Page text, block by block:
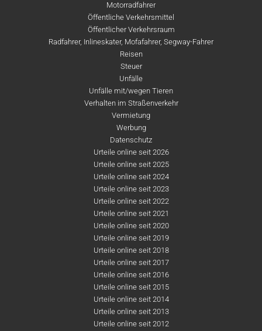
Motorradfahrer
Öffentliche Verkehrsmittel
Öffentlicher Verkehrsraum
Radfahrer, Inlineskater, Mofafahrer, Segway-Fahrer
Reisen
Steuer
Unfälle
Unfälle mit/wegen Tieren
Verhalten im Straßenverkehr
Vermietung
Werbung
Datenschutz
Urteile online seit 2026
Urteile online seit 2025
Urteile online seit 2024
Urteile online seit 2023
Urteile online seit 2022
Urteile online seit 2021
Urteile online seit 2020
Urteile online seit 2019
Urteile online seit 2018
Urteile online seit 2017
Urteile online seit 2016
Urteile online seit 2015
Urteile online seit 2014
Urteile online seit 2013
Urteile online seit 2012